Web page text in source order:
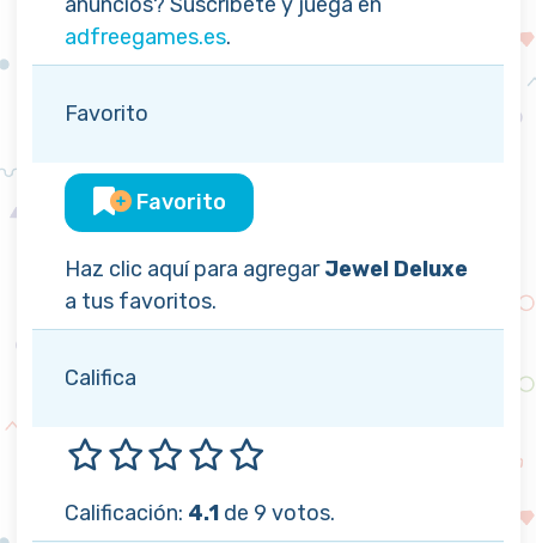
adfreegames.es.
Favorito
Favorito
Haz clic aquí para agregarJewel Deluxe
a tus favoritos.
Califica
Calificación: 4.1 de 9 votos.